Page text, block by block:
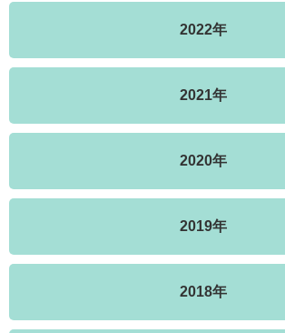
2022年
2021年
2020年
2019年
2018年